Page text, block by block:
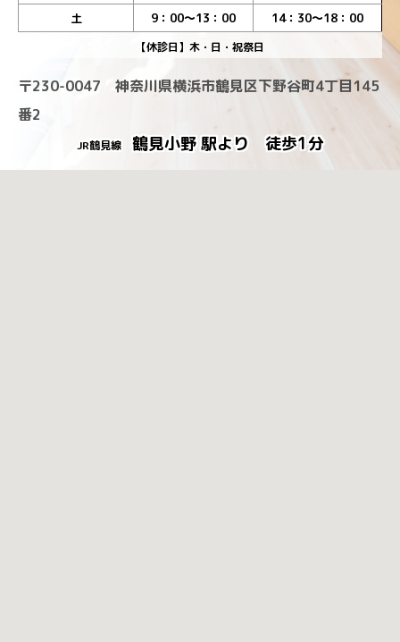
土
9：00～13：00 14：30～18：00
【休診日】木・日・祝祭日
〒230-0047 神奈川県横浜市鶴見区下野谷町4丁目145
番2
JR鶴見線 鶴見小野 駅より 徒歩1分